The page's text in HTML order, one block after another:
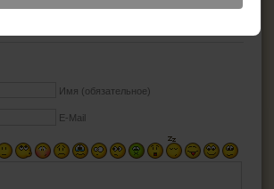
Имя (обязательное)
E-Mail